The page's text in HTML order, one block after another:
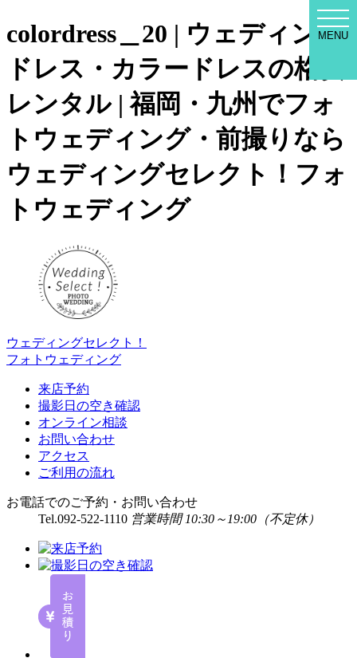
colordress＿20 | ウェディング
ドレス・カラードレスの格安
レンタル | 福岡・九州でフォ
トウェディング・前撮りなら
ウェディングセレクト！フォ
トウェディング
ウェディングセレクト！
フォトウェディング
来店予約
撮影日の空き確認
オンライン相談
お問い合わせ
アクセス
ご利用の流れ
お電話でのご予約・お問い合わせ
Tel.092-522-1110 営業時間 10:30～19:00（不定休）
MENU